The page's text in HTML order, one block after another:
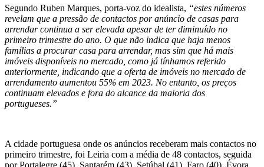
Segundo Ruben Marques, porta-voz do idealista, “estes números
revelam que a pressão de contactos por anúncio de casas para
arrendar continua a ser elevada apesar de ter diminuído no
primeiro trimestre do ano. O que não indica que haja menos
famílias a procurar casa para arrendar, mas sim que há mais
imóveis disponíveis no mercado, como já tínhamos referido
anteriormente, indicando que a oferta de imóveis no mercado de
arrendamento aumentou 55% em 2023. No entanto, os preços
continuam elevados e fora do alcance da maioria dos
portugueses.”
A cidade portuguesa onde os anúncios receberam mais contactos no
primeiro trimestre, foi Leiria com a média de 48 contactos, seguida
por Portalegre (45), Santarém (43), Setúbal (41), Faro (40), Évora